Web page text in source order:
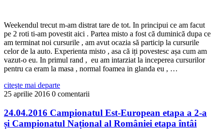
Weekendul trecut m-am distrat tare de tot. In principui ce am facut
pe 2 roti ti-am povestit aici . Partea misto a fost că duminică dupa ce
am terminat noi cursurile , am avut ocazia să particip la cursurile
celor de la auto. Experienta misto , asa că iți povestesc așa cum am
vazut-o eu. In primul rand , eu am intarziat la inceperea cursurilor
pentru ca eram la masa , normal foamea in glanda eu , …
citeşte mai departe
25 aprilie 2016 0 comentarii
24.04.2016 Campionatul Est-European etapa a 2-a
și Campionatul Național al României etapa întâi